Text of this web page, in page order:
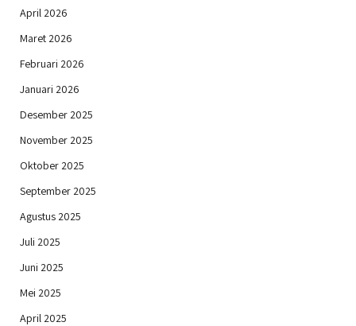
April 2026
Maret 2026
Februari 2026
Januari 2026
Desember 2025
November 2025
Oktober 2025
September 2025
Agustus 2025
Juli 2025
Juni 2025
Mei 2025
April 2025